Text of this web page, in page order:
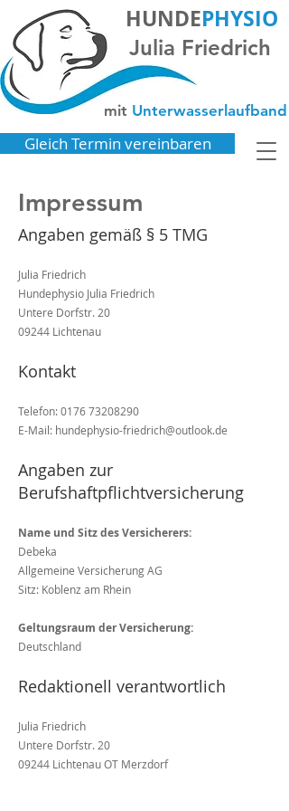
Gleich Termin vereinbaren
HUNDEPHYSIO
Julia Friedrich
mit Unterwasserlaufband
Impressum
Angaben gemäß § 5 TMG
Julia Friedrich
Hundephysio Julia Friedrich
Untere Dorfstr. 20
09244 Lichtenau
Kontakt
Telefon:0176 73208290
E-Mail: hundephysio-friedrich@outlook.de
Angaben zur
Berufshaftpflichtversicherung
Name und Sitz des Versicherers:
Debeka
Allgemeine Versicherung AG
Sitz: Koblenz am Rhein
Geltungsraum der Versicherung:
Deutschland
Redaktionell verantwortlich
Julia Friedrich
Untere Dorfstr. 20
09244 Lichtenau OT Merzdorf